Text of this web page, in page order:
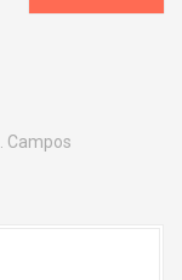
Campos